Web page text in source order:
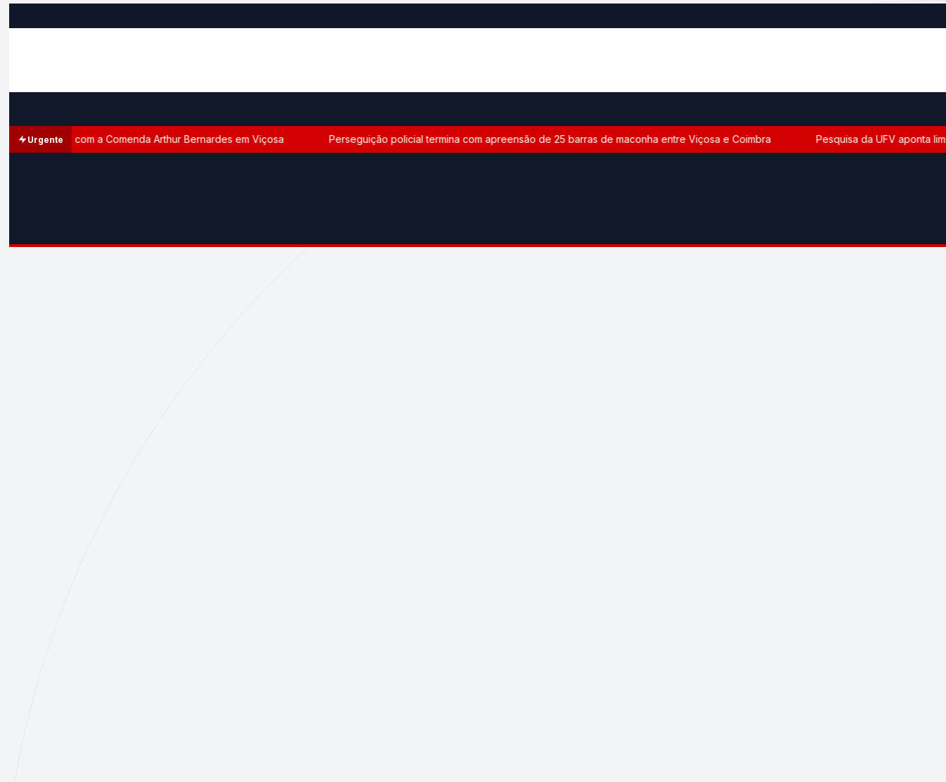
Urgentecom a Comenda Arthur Bernardes em Viçosa Perseguição policial termina com apreensão de 25 barras de maconha entre Viçosa e Coimbra Pesquisa da UFV aponta